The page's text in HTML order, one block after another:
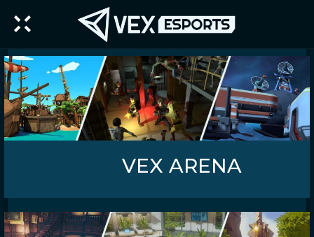
VEX ARENA